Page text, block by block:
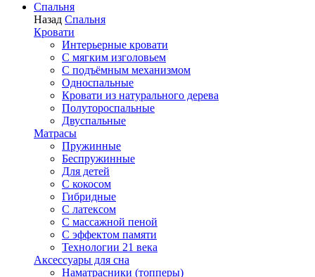
Спальня
Назад Спальня
Кровати
Интерьерные кровати
С мягким изголовьем
С подъёмным механизмом
Односпальные
Кровати из натурального дерева
Полутороспальные
Двуспальные
Матрасы
Пружинные
Беспружинные
Для детей
C кокосом
Гибридные
С латексом
С массажной пеной
С эффектом памяти
Технологии 21 века
Аксессуары для сна
Наматрасники (топперы)